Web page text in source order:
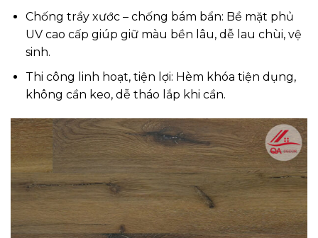
Chống trầy xước – chống bám bẩn: Bề mặt phủ
UV cao cấp giúp giữ màu bền lâu, dễ lau chùi, vệ
sinh.
Thi công linh hoạt, tiện lợi: Hèm khóa tiện dụng,
không cần keo, dễ tháo lắp khi cần.